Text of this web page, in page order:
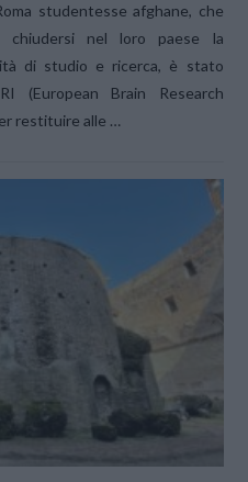
POST
studentesse afghane, che
chiudersi nel loro paese la
di studio e ricerca, è stato
(European Brain Research
restituire alle …